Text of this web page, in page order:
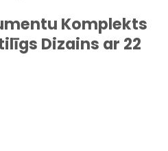
Komplekts
Dizains ar 22